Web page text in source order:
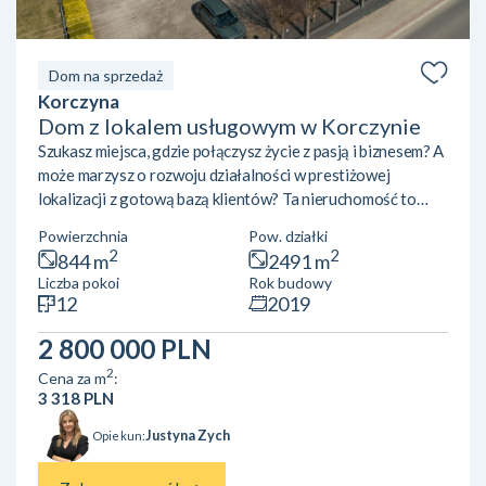
Dom na sprzedaż
Korczyna
Dom z lokalem usługowym w Korczynie
Szukasz miejsca, gdzie połączysz życie z pasją i biznesem? A
może marzysz o rozwoju działalności w prestiżowej
lokalizacji z gotową bazą klientów? Ta nieruchomość to
nowoczesnymi wnętrzami i potencjałem, który ogranicza
tylko Twoja wyobraźnia. Wyjątkowa Nieruchomość
Inwestycyjna z Potencjałem – Korczyna k. KrosnaNa
sprzedaż unikalny parterowy budynek usługowo-
mieszkalny z użytkowym poddaszem, o imponującej
powierzchni całkowitej 844 m², zlo...
Powierzchnia
844 m2
Pow. działki
2491 m2
Liczba pokoi
12
Rok budowy
2019
2 800 000 PLN
Cena za m2:
3 318 PLN
Opiekun:Justyna Zych